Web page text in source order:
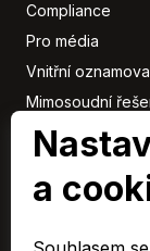
Compliance
Pro média
Vnitřní
Mimosoudní
Sbírka listin
Členové
a